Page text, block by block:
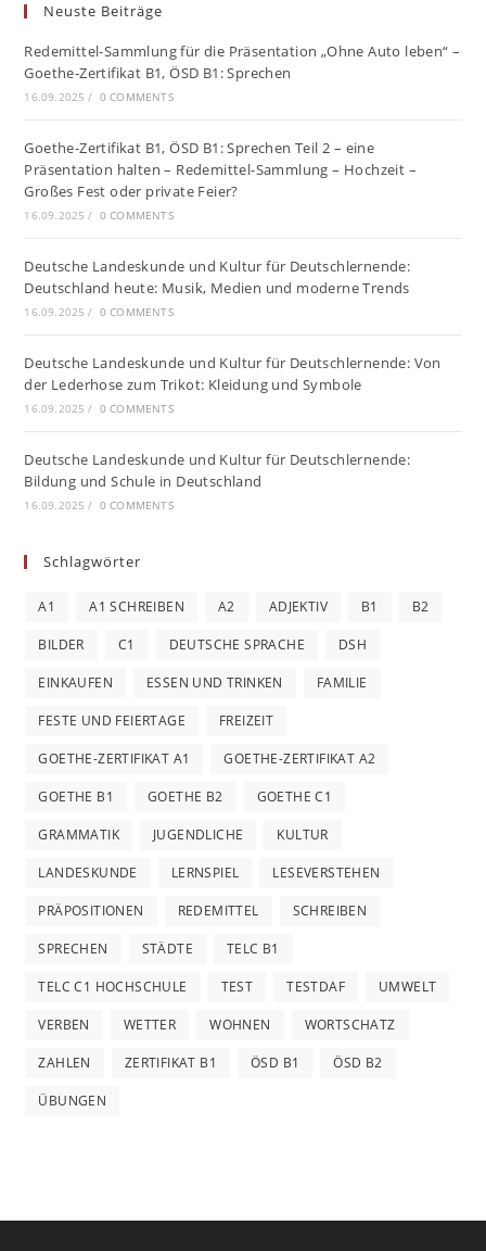
Neuste Beiträge
Redemittel-Sammlung für die Präsentation „Ohne Auto leben“ –
Goethe-Zertifikat B1, ÖSD B1: Sprechen
16.09.2025 / 0 COMMENTS
Goethe-Zertifikat B1, ÖSD B1: Sprechen Teil 2 – eine
Präsentation halten – Redemittel-Sammlung – Hochzeit –
Großes Fest oder private Feier?
16.09.2025 / 0 COMMENTS
Deutsche Landeskunde und Kultur für Deutschlernende:
Deutschland heute: Musik, Medien und moderne Trends
16.09.2025 / 0 COMMENTS
Deutsche Landeskunde und Kultur für Deutschlernende: Von
der Lederhose zum Trikot: Kleidung und Symbole
16.09.2025 / 0 COMMENTS
Deutsche Landeskunde und Kultur für Deutschlernende:
Bildung und Schule in Deutschland
16.09.2025 / 0 COMMENTS
Schlagwörter
A1 A1 SCHREIBEN A2 ADJEKTIV B1 B2
BILDER C1 DEUTSCHE SPRACHE DSH
EINKAUFEN ESSEN UND TRINKEN FAMILIE
FESTE UND FEIERTAGE FREIZEIT
GOETHE-ZERTIFIKAT A1 GOETHE-ZERTIFIKAT A2
GOETHE B1 GOETHE B2 GOETHE C1
GRAMMATIK JUGENDLICHE KULTUR
LANDESKUNDE LERNSPIEL LESEVERSTEHEN
PRÄPOSITIONEN REDEMITTEL SCHREIBEN
SPRECHEN STÄDTE TELC B1
TELC C1 HOCHSCHULE TEST TESTDAF UMWELT
VERBEN WETTER WOHNEN WORTSCHATZ
ZAHLEN ZERTIFIKAT B1 ÖSD B1 ÖSD B2
ÜBUNGEN